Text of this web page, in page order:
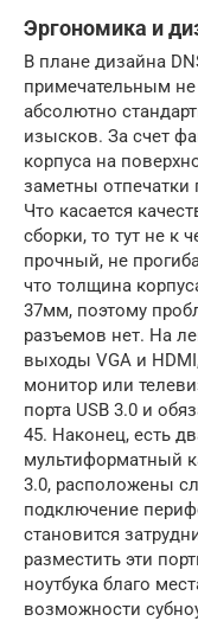
Эргономика и
В плане дизайна
примечательным не
абсолютно
изысков. За счет
корпуса на
заметны
Что касается
сборки, то тут не к
прочный, не
что толщина
37мм, поэтому
разъемов нет. На
выходы VGA и
монитор или
порта USB 3.0 и
45. Наконец, есть
мультиформатный
3.0, расположены
подключение
становится
разместить эти
ноутбука благо
возможности